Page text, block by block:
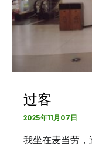
过客
2025年11月07日
我坐在麦当劳